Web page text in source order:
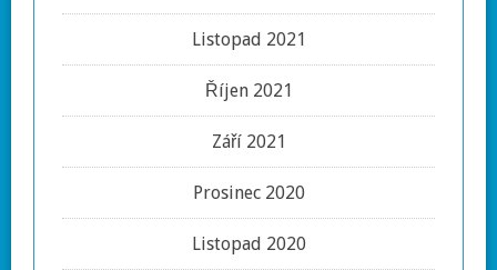
Listopad 2021
Říjen 2021
Září 2021
Prosinec 2020
Listopad 2020